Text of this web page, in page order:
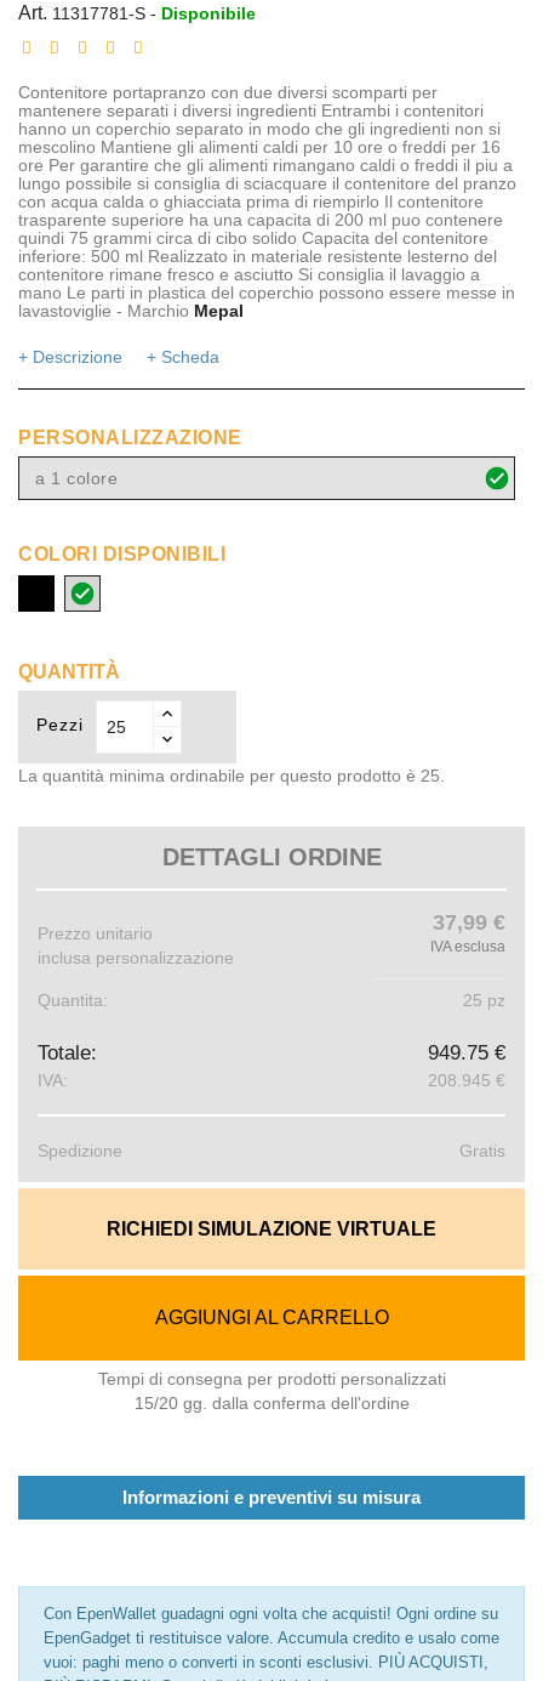
Art. 11317781-S - Disponibile
Contenitore portapranzo con due diversi scomparti per
mantenere separati i diversi ingredienti Entrambi i contenitori
hanno un coperchio separato in modo che gli ingredienti non si
mescolino Mantiene gli alimenti caldi per 10 ore o freddi per 16
ore Per garantire che gli alimenti rimangano caldi o freddi il piu a
lungo possibile si consiglia di sciacquare il contenitore del pranzo
con acqua calda o ghiacciata prima di riempirlo Il contenitore
trasparente superiore ha una capacita di 200 ml puo contenere
quindi 75 grammi circa di cibo solido Capacita del contenitore
inferiore: 500 ml Realizzato in materiale resistente lesterno del
contenitore rimane fresco e asciutto Si consiglia il lavaggio a
mano Le parti in plastica del coperchio possono essere messe in
lavastoviglie - Marchio Mepal
+ Descrizione + Scheda
PERSONALIZZAZIONE
a 1 colore
COLORI DISPONIBILI
argento
QUANTITÀ
Pezzi
La quantità minima ordinabile per questo prodotto è 25.
DETTAGLI ORDINE
Prezzo unitario
inclusa personalizzazione
37,99 €
IVA esclusa
Quantita: 25 pz
Totale: 949.75 €
IVA: 208.945 €
Spedizione Gratis
RICHIEDI SIMULAZIONE VIRTUALE
AGGIUNGI AL CARRELLO
Tempi di consegna per prodotti personalizzati
15/20 gg. dalla conferma dell'ordine
Informazioni e preventivi su misura
Con EpenWallet guadagni ogni volta che acquisti! Ogni ordine su
EpenGadget ti restituisce valore. Accumula credito e usalo come
vuoi: paghi meno o converti in sconti esclusivi. PIÙ ACQUISTI,